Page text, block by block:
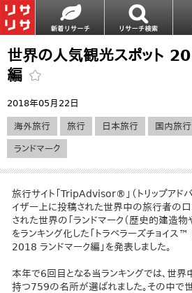
世界の人気観光スポット
編
2018年05月22日
海外旅行 旅行 日本旅行 国内旅行
ランドマーク
旅行サイト「TripAdvisor®」（トリップアドバ
イザー上に投稿された世界中の旅行者の口
された世界の「ランドマーク（歴史的建造物
をランキング化した「トラベラーズチョイス
2018 ランドマーク編」を発表しました。
本年で6回目となる当ランキングでは、世
持つ759の名所が選ばれました。その中で